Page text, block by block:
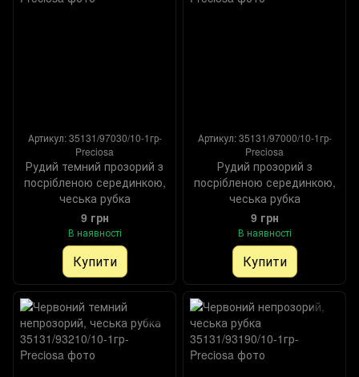
Артикул: 35131/97030/10-1гр-
Preciosa
Рудий темний прозорий з
посрібленою серединкою,
чеська рубка
9 грн
В наявності
Купити
Артикул: 35131/97000/10-1гр-
Preciosa
Рудий прозорий з
посрібленою серединкою,
чеська рубка
9 грн
В наявності
Купити